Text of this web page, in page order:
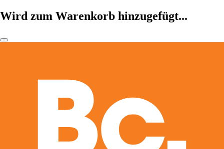
Wird zum Warenkorb hinzugefügt...